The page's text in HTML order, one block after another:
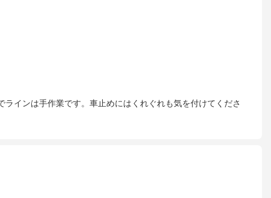
インは手作業です。車止めにはくれぐれも気を付けてくださ